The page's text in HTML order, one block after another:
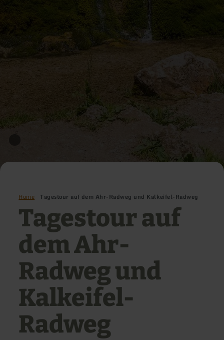
Home Tagestour auf dem Ahr-Radweg und Kalkeifel-Radweg
Tagestour auf
dem Ahr-
Radweg und
Kalkeifel-
Radweg